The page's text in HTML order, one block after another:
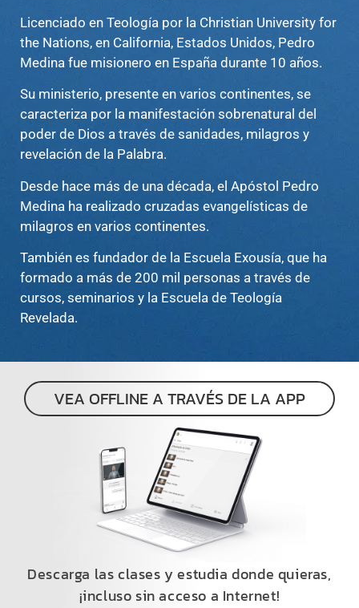
Licenciado en Teología por la Christian University for
the Nations, en California, Estados Unidos, Pedro
Medina fue misionero en España durante 10 años.
Su ministerio, presente en varios continentes, se
caracteriza por la manifestación sobrenatural del
poder de Dios a través de sanidades, milagros y
revelación de la Palabra.
Desde hace más de una década, el Apóstol Pedro
Medina ha realizado cruzadas evangelísticas de
milagros en varios continentes.
También es fundador de la Escuela Exousía, que ha
formado a más de 200 mil personas a través de
cursos, seminarios y la Escuela de Teología
Revelada.
VEA OFFLINE A TRAVÉS DE LA APP
Descarga las clases y estudia donde quieras,
¡incluso sin acceso a Internet!